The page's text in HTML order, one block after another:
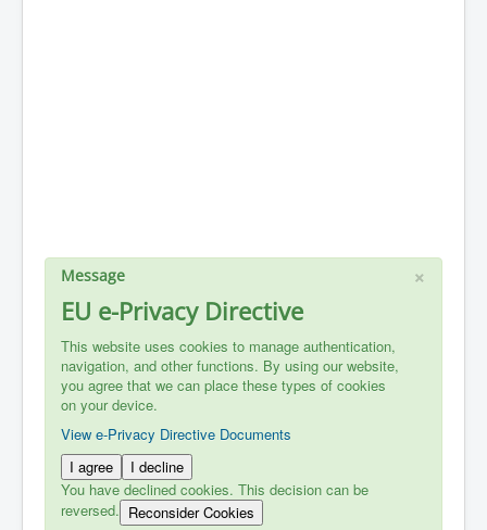
×
Message
EU e-Privacy Directive
This website uses cookies to manage authentication,
navigation, and other functions. By using our website,
you agree that we can place these types of cookies
on your device.
View e-Privacy Directive Documents
I agree
I decline
You have declined cookies. This decision can be
reversed. Reconsider Cookies